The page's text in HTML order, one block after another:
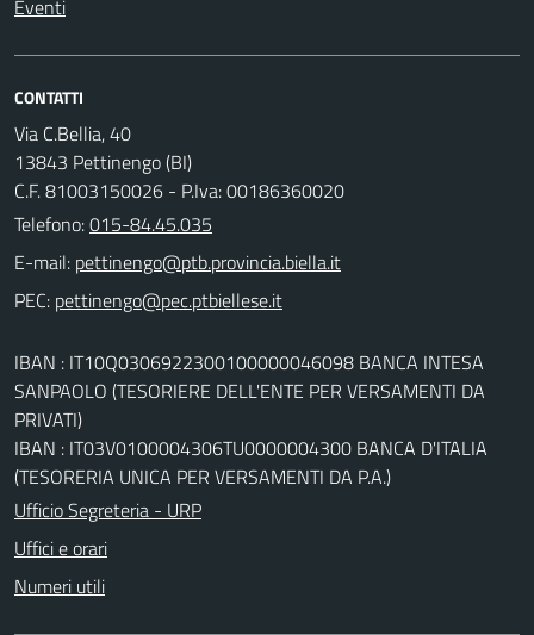
Eventi
CONTATTI
Via C.Bellia, 40
13843 Pettinengo (BI)
C.F. 81003150026 - P.Iva: 00186360020
Telefono:015-84.45.035
E-mail:
PEC:
IBAN : IT10Q0306922300100000046098 BANCA INTESA
SANPAOLO (TESORIERE DELL'ENTE PER VERSAMENTI DA
PRIVATI)
IBAN : IT03V0100004306TU0000004300 BANCA D'ITALIA
(TESORERIA UNICA PER VERSAMENTI DA P.A.)
Ufficio Segreteria - URP
Uffici e orari
Numeri utili